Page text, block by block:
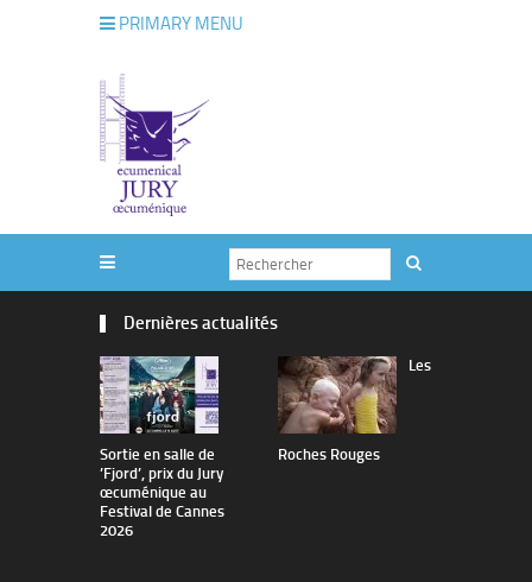
PRIMARY MENU
Dernières actualités
Sortie en salle de
’Fjord’, prix du Jury
œcuménique au
Festival de Cannes
2026
Les
Roches Rouges